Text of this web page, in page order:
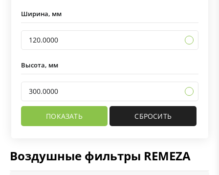
Ширина, мм
120.0000
Высота, мм
300.0000
Воздушные фильтры REMEZA